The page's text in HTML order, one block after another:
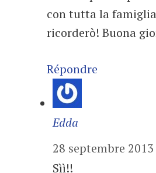
con tutta la
ricorderò! Buona
Répondre
Edda
28 septembre
Sìì!!